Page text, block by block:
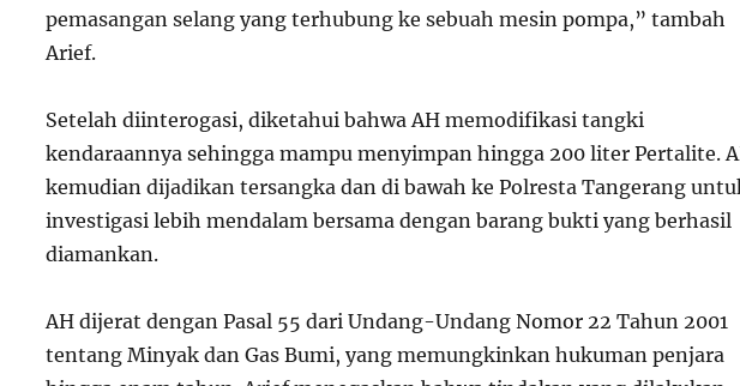
pemasangan selang yang terhubung ke sebuah mesin pompa,” tambah
Arief.
Setelah diinterogasi, diketahui bahwa AH memodifikasi tangki
kendaraannya sehingga mampu menyimpan hingga 200 liter Pertalite.
kemudian dijadikan tersangka dan di bawah ke Polresta Tangerang
investigasi lebih mendalam bersama dengan barang bukti yang berhasil
diamankan.
AH dijerat dengan Pasal 55 dari Undang-Undang Nomor 22 Tahun 2001
tentang Minyak dan Gas Bumi, yang memungkinkan hukuman penjara